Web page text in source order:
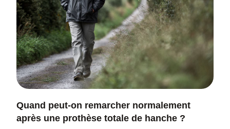
Quand peut-on remarcher normalement
après une prothèse totale de hanche ?